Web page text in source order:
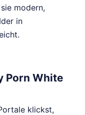
modern,
in
Porn White
klickst,